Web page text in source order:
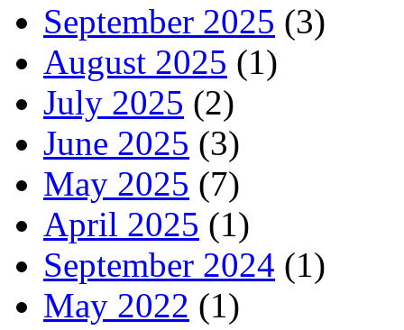
September 2025 (3)
August 2025 (1)
July 2025 (2)
June 2025 (3)
May 2025 (7)
April 2025 (1)
September 2024 (1)
May 2022 (1)